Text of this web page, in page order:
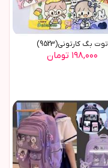
توت بگ کارتوني(9523)
۱۹۸,۰۰۰ تومان